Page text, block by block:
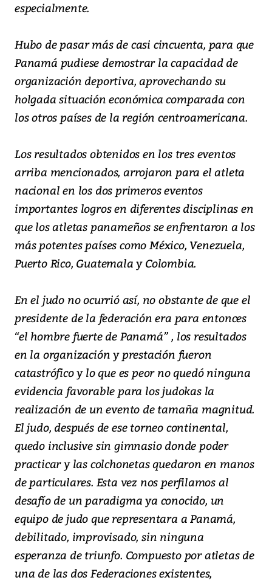
especialmente.
Hubo de pasar más de casi cincuenta, para que
Panamá pudiese demostrar la capacidad de
organización deportiva, aprovechando su
holgada situación económica comparada con
los otros países de la región centroamericana.
Los resultados obtenidos en los tres eventos
arriba mencionados, arrojaron para el atleta
nacional en los dos primeros eventos
importantes logros en diferentes disciplinas en
que los atletas panameños se enfrentaron a los
más potentes países como México, Venezuela,
Puerto Rico, Guatemala y Colombia.
En el judo no ocurrió así, no obstante de que el
presidente de la federación era para entonces
“el hombre fuerte de Panamá” , los resultados
en la organización y prestación fueron
catastrófico y lo que es peor no quedó ninguna
evidencia favorable para los judokas la
realización de un evento de tamaña magnitud.
El judo, después de ese torneo continental,
quedo inclusive sin gimnasio donde poder
practicar y las colchonetas quedaron en manos
de particulares. Esta vez nos perfilamos al
desafío de un paradigma ya conocido, un
equipo de judo que representara a Panamá,
debilitado, improvisado, sin ninguna
esperanza de triunfo. Compuesto por atletas de
una de las dos Federaciones existentes,